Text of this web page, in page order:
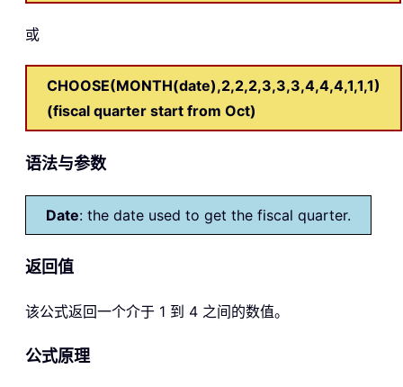
或
CHOOSE(MONTH(date),2,2,2,3,3,3,4,4,4,1,1,1)
(fiscal quarter start from Oct)
语法与参数
Date: the date used to get the fiscal quarter.
返回值
该公式返回一个介于 1 到 4 之间的数值。
公式原理